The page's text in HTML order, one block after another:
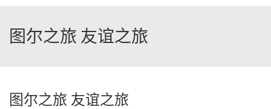
图尔之旅 友谊之旅
图尔之旅 友谊之旅